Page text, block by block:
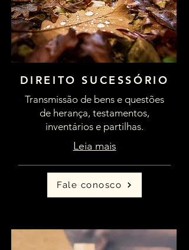
DIREITO SUCESSÓRIO
Transmissão de bens e questões
de herança, testamentos,
inventários e partilhas.
Leia mais
Fale conosco